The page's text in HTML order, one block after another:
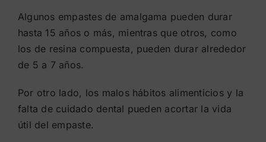
Algunos empastes de amalgama pueden durar
hasta 15 años o más, mientras que otros, como
los de resina compuesta, pueden durar alrededor
de 5 a 7 años.
Por otro lado, los malos hábitos alimenticios y la
falta de cuidado dental pueden acortar la vida
útil del empaste.